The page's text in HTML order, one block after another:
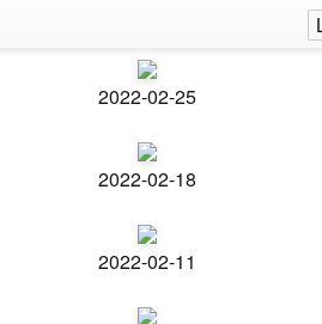
2022-02-25
2022-02-18
2022-02-11